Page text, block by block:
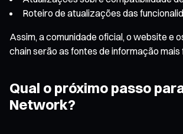
Roteiro de atualizações das
Assim, a comunidade oficial, o website e
chain serão as fontes de informação mais
Qual o próximo passo
Network?